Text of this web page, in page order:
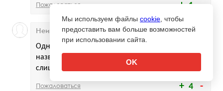
1
Пожаловаться
4
Однажды я собеседовался в сбер. По зарплате
назвал стандарт по рынку. Мне сказали "Это
слишком" и отказали. Так куда мне идти?
Неизвестный 14.07.2025 в 14:41
Пожаловаться
Мы используем файлы cookie , чтобы
предоставить вам больше возможностей
при использовании сайта.
OK